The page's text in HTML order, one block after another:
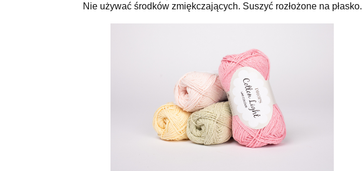
Nie używać środków zmiękczających. Suszyć rozłożone na płasko.